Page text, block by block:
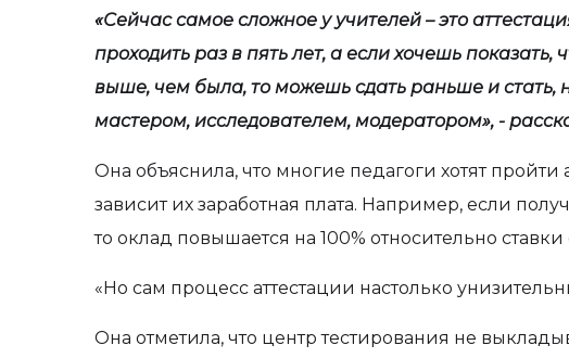
«Сейчас самое сложное у учителей – это
проходить раз в пять лет, а если хочешь показать,
выше, чем была, то можешь сдать раньше и стать,
мастером, исследователем, модератором», -
Она объяснила, что многие педагоги хотят пройти
зависит их заработная плата. Например, если
то оклад повышается на 100% относительно
«Но сам процесс аттестации настолько
Она отметила, что центр тестирования не